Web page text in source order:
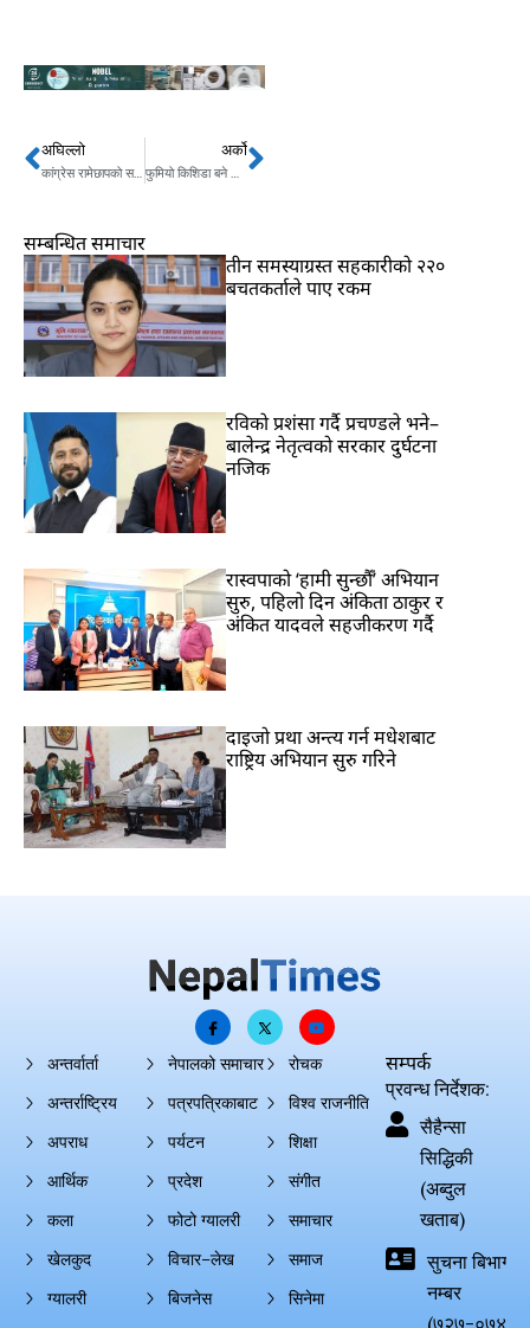
Prev
अघिल्लो
कांग्रेस रामेछापको सभापतिमा कान्छाराम तामाङ निर्वाचित
अर्कोNext
सम्बन्धित समाचार
तीन समस्याग्रस्त सहकारीको २२०
बचतकर्ताले पाए रकम
रविकाे प्रशंसा गर्दै प्रचण्डले भने–
बालेन्द्र नेतृत्वको सरकार दुर्घटना
नजिक
रास्वपाको ‘हामी सुन्छौँ’ अभियान
सुरु, पहिलो दिन अंकिता ठाकुर र
अंकित यादवले सहजीकरण गर्दै
दाइजो प्रथा अन्त्य गर्न मधेशबाट
राष्ट्रिय अभियान सुरु गरिने
अन्तर्वार्ता
अन्तर्राष्ट्रिय
अपराध
आर्थिक
कला
खेलकुद
ग्यालरी
नेपालको समाचार
पत्रपत्रिकाबाट
पर्यटन
प्रदेश
फोटो ग्यालरी
विचार–लेख
बिजनेस
रोचक
विश्व राजनीति
शिक्षा
संगीत
समाचार
समाज
सिनेमा
सम्पर्क
प्रवन्ध निर्देशक:
सैहैन्सा
सिद्धिकी
(अब्दुल
खताब)
सुचना बिभाग
नम्बर